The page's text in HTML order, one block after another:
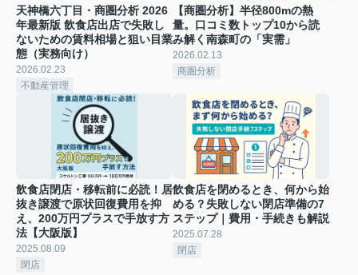
天神橋六丁目・商圏分析 2026
年最新版 飲食店出店で失敗し
ないための賃料相場と狙い目業
態（実務向け）
2026.02.23
不動産管理
【商圏分析】半径800mの熱
量。口コミ数トップ10から読
み解く南森町の「実需」
2026.02.13
商圏分析
飲食店閉店・移転前に必読！居
抜き譲渡で原状回復費用を抑
え、200万円プラスで手放す方
法【大阪版】
2025.08.09
閉店
飲食店を閉めるとき、何から始
める？失敗しない閉店準備の7
ステップ｜費用・手続きも解説
2025.07.28
閉店